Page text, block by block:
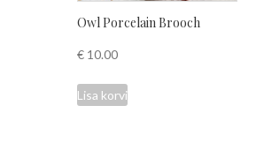
Owl Porcelain Brooch
€ 10.00
Lisa korvi